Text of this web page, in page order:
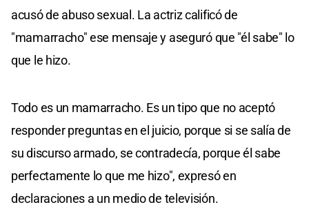
acusó de abuso sexual. La actriz calificó de
"mamarracho" ese mensaje y aseguró que "él sabe" lo
que le hizo.
Todo es un mamarracho. Es un tipo que no aceptó
responder preguntas en el juicio, porque si se salía de
su discurso armado, se contradecía, porque él sabe
perfectamente lo que me hizo", expresó en
declaraciones a un medio de televisión.